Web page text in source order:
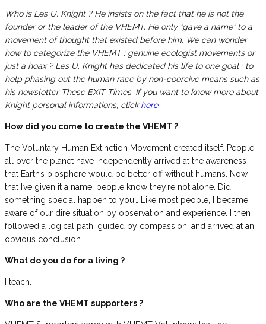
Who is Les U. Knight ? He insists on the fact that he is not the
founder or the leader of the VHEMT. He only “gave a name” to a
movement of thought that existed before him. We can wonder
how to categorize the VHEMT : genuine ecologist movements or
just a hoax ? Les U. Knight has dedicated his life to one goal : to
help phasing out the human race by non-coercive means such as
his newsletter These EXIT Times. If you want to know more about
Knight personal informations, clickhere.
How did you come to create the VHEMT ?
The Voluntary Human Extinction Movement created itself. People
all over the planet have independently arrived at the awareness
that Earth’s biosphere would be better off without humans. Now
that I’ve given it a name, people know they’re not alone. Did
something special happen to you… Like most people, I became
aware of our dire situation by observation and experience. I then
followed a logical path, guided by compassion, and arrived at an
obvious conclusion.
What do you do for a living ?
I teach.
Who are the VHEMT supporters ?